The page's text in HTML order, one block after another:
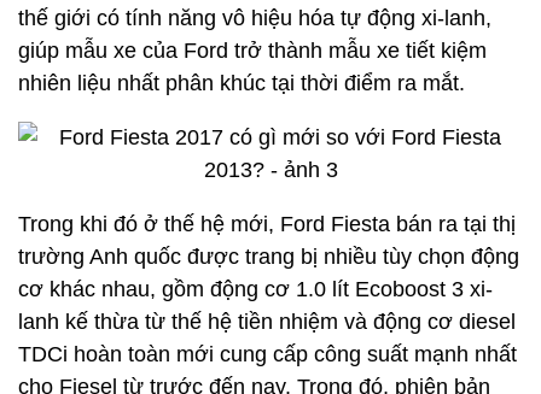
thế giới có tính năng vô hiệu hóa tự động xi-lanh,
giúp mẫu xe của Ford trở thành mẫu xe tiết kiệm
nhiên liệu nhất phân khúc tại thời điểm ra mắt.
Trong khi đó ở thế hệ mới, Ford Fiesta bán ra tại thị
trường Anh quốc được trang bị nhiều tùy chọn động
cơ khác nhau, gồm động cơ 1.0 lít Ecoboost 3 xi-
lanh kế thừa từ thế hệ tiền nhiệm và động cơ diesel
TDCi hoàn toàn mới cung cấp công suất mạnh nhất
cho Fiesel từ trước đến nay. Trong đó, phiên bản